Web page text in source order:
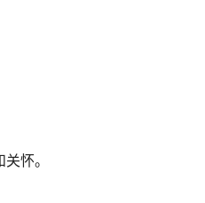
怀。